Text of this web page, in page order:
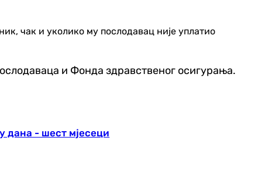
чак и уколико му послодавац није уплатио
и Фонда здравственог осигурања.
дана - шест мјесеци